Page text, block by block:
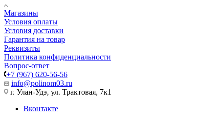
Магазины
Условия оплаты
Условия доставки
Гарантия на товар
Реквизиты
Политика конфиденциальности
Вопрос-ответ
+7 (967) 620-56-56
info@polinom03.ru
г. Улан-Удэ, ул. Трактовая, 7к1
Вконтакте